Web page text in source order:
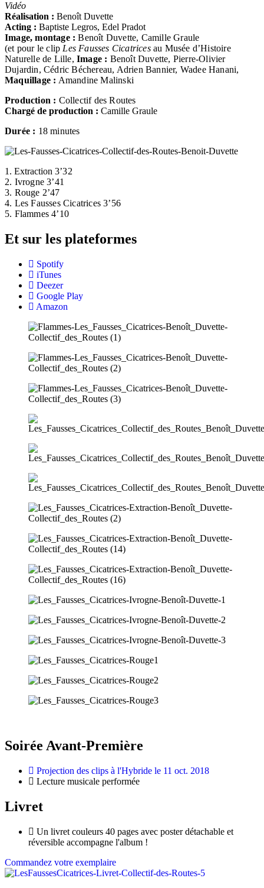
Vidéo
Réalisation : Benoît Duvette
Acting : Baptiste Legros, Edel Pradot
Image, montage : Benoît Duvette, Camille Graule
(et pour le clip Les Fausses Cicatricesau Musée d’Histoire
Naturelle de Lille, Image : Benoît Duvette, Pierre-Olivier
Dujardin, Cédric Béchereau, Adrien Bannier, Wadee Hanani,
Maquillage : Amandine Malinski
Production : Collectif des Routes
Chargé de production : Camille Graule
Durée : 18 minutes
1. Extraction 3’32
2. Ivrogne3’41
3. Rouge 2’47
4. Les Fausses Cicatrices3’56
5. Flammes 4’10
Et sur les plateformes
Spotify
iTunes
Deezer
Google Play
Amazon
Soirée Avant-Première
Projection des clips à l'Hybride le 11 oct. 2018
Lecture musicale performée
Livret
Un livret couleurs 40 pages avec poster détachable et
réversible accompagne l'album !
Commandez votre exemplaire